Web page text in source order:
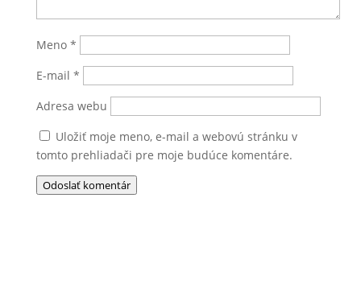
Meno *
E-mail *
Adresa webu
Uložiť moje meno, e-mail a webovú stránku v
tomto prehliadači pre moje budúce komentáre.
Odoslať komentár